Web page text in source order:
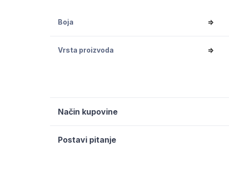
Boja =>
Vrsta proizvoda =>
Način kupovine
Postavi pitanje